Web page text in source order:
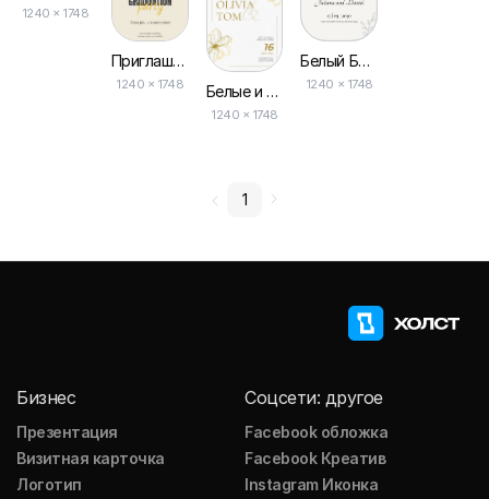
1240 × 1748
Приглашение на Выпускной Вечер Бежевое (квадратное)
1240 × 1748 Белые и Золотые Цветы на Свадьбу, Старинная Бумага, Приглашение
1240 × 1748
Белый Бежевый Минималистичный Листовой Свадебный Приглашение
1240 × 1748
1
Бизнес
Презентация
Визитная карточка
Логотип
Соцсети: другое
Facebook обложка
Facebook Креатив
Instagram Иконка